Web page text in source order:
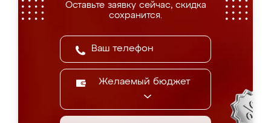
Оставьте заявку сейчас, скидка
сохранится.
Желаемый бюджет